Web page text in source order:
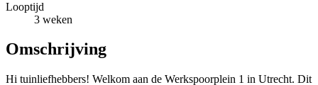
Looptijd
3 weken
Omschrijving
Hi tuinliefhebbers! Welkom aan de Werkspoorplein 1 in Utrecht. Dit